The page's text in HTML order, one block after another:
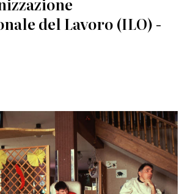
del Lavoro (ILO) -